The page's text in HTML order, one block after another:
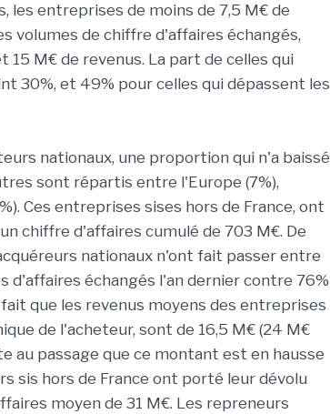
les entreprises de moins de 7,5 M€ de
volumes de chiffre d'affaires échangés,
M€ de revenus. La part de celles qui
30%, et 49% pour celles qui dépassent les
nationaux, une proportion qui n'a baissé
sont répartis entre l'Europe (7%),
Ces entreprises sises hors de France, ont
chiffre d'affaires cumulé de 703 M€. De
nationaux n'ont fait passer entre
d'affaires échangés l'an dernier contre 76%
que les revenus moyens des entreprises
de l'acheteur, sont de 16,5 M€ (24 M€
au passage que ce montant est en hausse
sis hors de France ont porté leur dévolu
moyen de 31 M€. Les repreneurs